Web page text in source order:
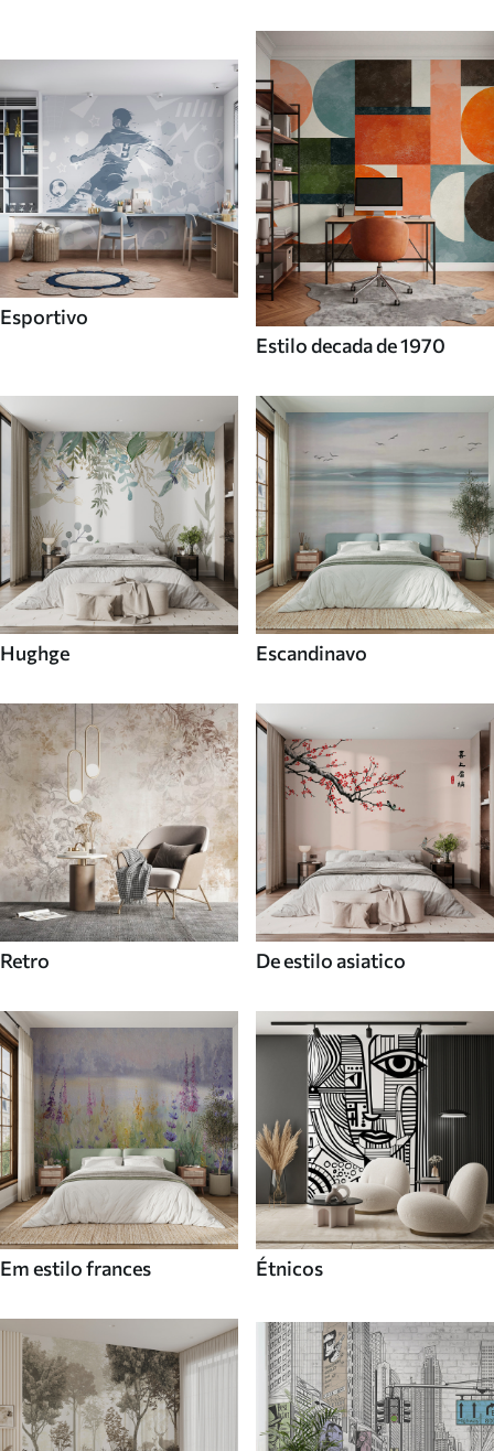
Esportivo
Estilo decada de 1970
Hughge Escandinavo
Retro De estilo asiatico
Em estilo frances Étnicos